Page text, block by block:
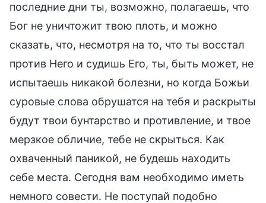
последние дни ты, возможно, полагаешь, что
Бог не уничтожит твою плоть, и можно
сказать, что, несмотря на то, что ты восстал
против Него и судишь Его, ты, быть может, не
испытаешь никакой болезни, но когда Божьи
суровые слова обрушатся на тебя и раскрыты
будут твои бунтарство и противление, и твое
мерзкое обличие, тебе не скрыться. Как
охваченный паникой, не будешь находить
себе места. Сегодня вам необходимо иметь
немного совести. Не поступай подобно